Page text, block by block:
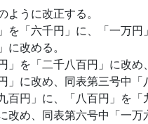
うに改正する。
を「六千円」に、「一万円
改める。
」を「二千八百円」に改め
」に改め、同表第三号中「
百円」に、「八百円」を「
改め、同表第六号中「一万